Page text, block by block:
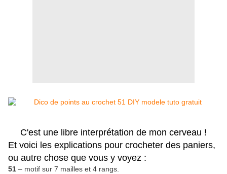
C'est une libre interprétation de mon cerveau !
Et voici les explications pour crocheter des paniers,
ou autre chose que vous y voyez :
51 – motif sur 7 mailles et 4 rangs.